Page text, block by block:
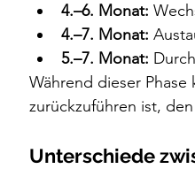
4.–6. Monat:
4.–7. Monat:
5.–7. Monat:
Während dieser
zurückzuführen ist,
Unterschiede